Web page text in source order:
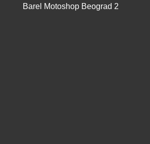
Barel Motoshop Beograd 2